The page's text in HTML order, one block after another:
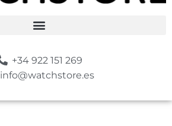
+34 922 151 269
info@watchstore.es